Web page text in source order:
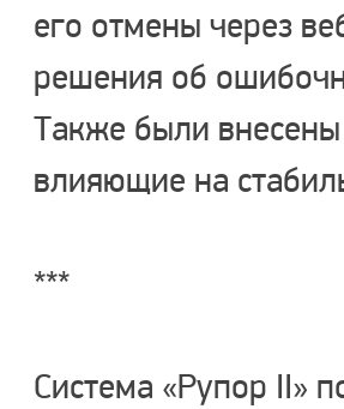
его отмены через
решения об
Также были
влияющие на
***
Система «Рупор II»